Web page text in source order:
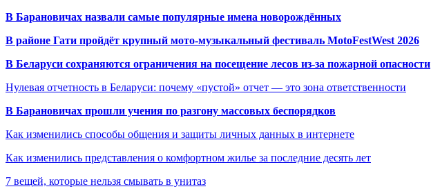
В Барановичах назвали самые популярные имена новорождённых
В районе Гати пройдёт крупный мото-музыкальный фестиваль MotoFestWest 2026
В Беларуси сохраняются ограничения на посещение лесов из-за пожарной опасности
Нулевая отчетность в Беларуси: почему «пустой» отчет — это зона ответственности
В Барановичах прошли учения по разгону массовых беспорядков
Как изменились способы общения и защиты личных данных в интернете
Как изменились представления о комфортном жилье за последние десять лет
7 вещей, которые нельзя смывать в унитаз